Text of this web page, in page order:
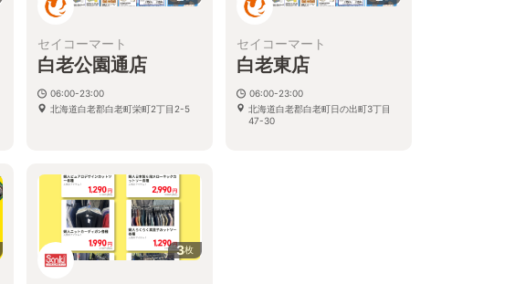
セイコーマート
白老公園通店
06:00-23:00
北海道白老郡白老町栄町2丁目2-5
セイコーマート
白老東店
06:00-23:00
北海道白老郡白老町日の出町3丁目
47-30
3枚